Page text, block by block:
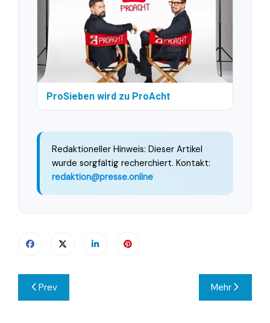
ProSieben wird zu ProAcht
Redaktioneller Hinweis: Dieser Artikel
wurde sorgfältig recherchiert. Kontakt:
redaktion@presse.online
Beitragsnavigation
Prev Mehr